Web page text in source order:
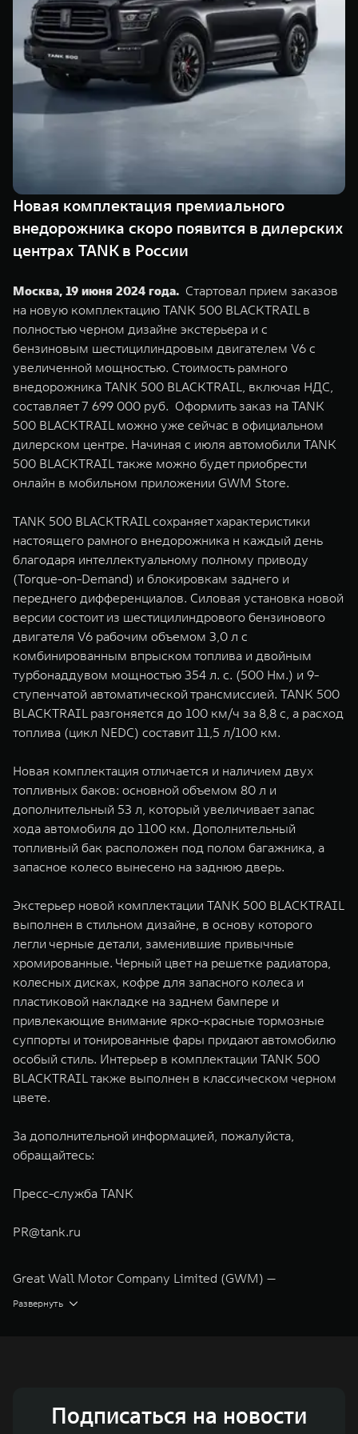
от 6 499 000 ₽ от 10 199
WEY 07
Расширяя границы комфорта
от 6 149 000 ₽
WEY 05
Эстетика
от 5 699
WEY 80
Масштаб возможностей
от 6 449 000 ₽
WEY 80
Масштаб
от 8 099
TANK Финансы
Корпоративным клиентам
TANK ФИНАНСЫ
TANK Кредит
TANK Страхование
Сервис
Специальные предложения
Моторные масла
ЦИФРОВЫЕ СЕРВИСЫ TANK
Новая комплектация премиального
внедорожника скоро появится в дилерских
центрах TANK в России
Москва, 19 июня 2024 года. Стартовал прием заказов
на новую комплектацию TANK 500 BLACKTRAIL в
полностью черном дизайне экстерьера и с
бензиновым шестицилиндровым двигателем V6 c
увеличенной мощностью. Стоимость рамного
внедорожника TANK 500 BLACKTRAIL, включая НДС,
составляет 7 699 000 руб. Оформить заказ на TANK
500 BLACKTRAIL можно уже сейчас в официальном
дилерском центре. Начиная с июля автомобили TANK
500 BLACKTRAIL также можно будет приобрести
онлайн в мобильном приложении GWM Store.
TANK 500 BLACKTRAIL сохраняет характеристики
настоящего рамного внедорожника н каждый день
благодаря интеллектуальному полному приводу
(Torque-on-Demand) и блокировкам заднего и
переднего дифференциалов. Силовая установка новой
версии состоит из шестицилиндрового бензинового
двигателя V6 рабочим объемом 3,0 л с
комбинированным впрыском топлива и двойным
турбонаддувом мощностью 354 л. с. (500 Нм.) и 9-
ступенчатой автоматической трансмиссией. TANK 500
BLACKTRAIL разгоняется до 100 км/ч за 8,8 с, а расход
топлива (цикл NEDC) составит 11,5 л/100 км.
Новая комплектация отличается и наличием двух
топливных баков: основной объемом 80 л и
дополнительный 53 л, который увеличивает запас
хода автомобиля до 1100 км. Дополнительный
топливный бак расположен под полом багажника, а
запасное колесо вынесено на заднюю дверь.
Экстерьер новой комплектации TANK 500 BLACKTRAIL
выполнен в стильном дизайне, в основу которого
легли черные детали, заменившие привычные
хромированные. Черный цвет на решетке радиатора,
колесных дисках, кофре для запасного колеса и
пластиковой накладке на заднем бампере и
привлекающие внимание ярко-красные тормозные
суппорты и тонированные фары придают автомобилю
особый стиль. Интерьер в комплектации TANK 500
BLACKTRAIL также выполнен в классическом черном
цвете.
За дополнительной информацией, пожалуйста,
обращайтесь:
Пресс-служба TANK
PR@tank.ru
Great Wall Motor Company Limited (GWM) —
глобальный производитель внедорожников,
2011 годах соответственно. Сфера деятельности
Развернуть
Подписаться на новости